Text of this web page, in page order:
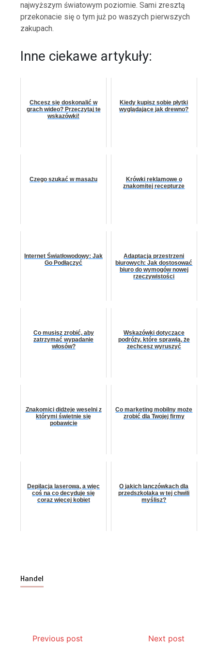
najwyższym światowym poziomie. Sami zresztą
przekonacie się o tym już po waszych pierwszych
zakupach.
Inne ciekawe artykuły:
Chcesz się doskonalić w
grach wideo? Przeczytaj te
wskazówki!
Kiedy kupisz sobie płytki
wyglądające jak drewno?
Czego szukać w masażu
Krówki reklamowe o
znakomitej recepturze
Internet Światłowodowy: Jak
Go Podłączyć
Adaptacja przestrzeni
biurowych: Jak dostosować
biuro do wymogów nowej
rzeczywistości
Co musisz zrobić, aby
zatrzymać wypadanie
włosów?
Wskazówki dotyczące
podróży, które sprawią, że
zechcesz wyruszyć
Znakomici didżeje weselni z
którymi świetnie się
pobawicie
Co marketing mobilny może
zrobić dla Twojej firmy
Depilacja laserowa, a więc
coś na co decyduje się
coraz więcej kobiet
O jakich lanczówkach dla
przedszkolaka w tej chwili
myślisz?
Handel
Previous post Next post